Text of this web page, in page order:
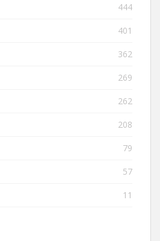
444
401
362
269
262
208
79
57
11